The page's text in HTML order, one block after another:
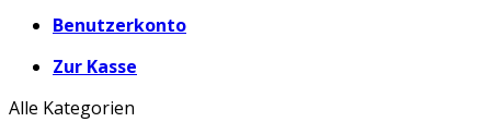
Benutzerkonto
Zur Kasse
Alle Kategorien